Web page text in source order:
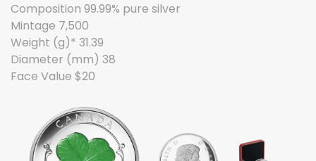
Composition 99.99% pure silver
Mintage 7,500
Weight (g)* 31.39
Diameter (mm) 38
Face Value $20